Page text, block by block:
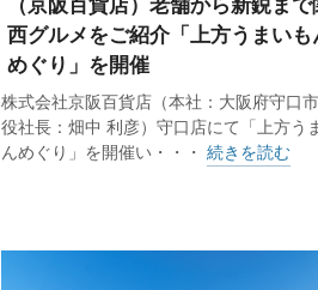
西グルメをご紹介「上方うまいも
めぐり」を開催
株式会社京阪百貨店（本社：大阪府守口
役社長：畑中 利彦）守口店にて「上方う
んめぐり」を開催い・・・続きを読む